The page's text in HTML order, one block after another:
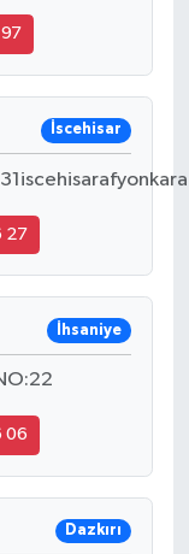
97
İscehisar
27
İhsaniye
06
Dazkırı